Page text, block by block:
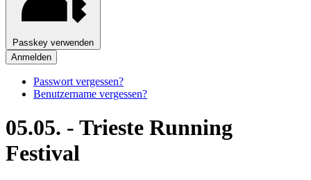
Passkey verwenden
Anmelden
Passwort vergessen?
Benutzername vergessen?
05.05. - Trieste Running
Festival